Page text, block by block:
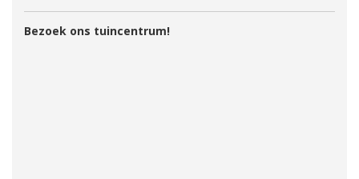
Bezoek ons tuincentrum!